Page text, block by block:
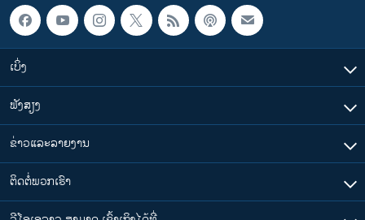
ເບິ່ງ
ຟັງສຽງ
ຂ່າວແລະລາຍງານ
ຕິດຕໍ່ພວກເຮົາ